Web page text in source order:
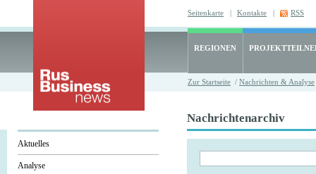
Seitenkarte | Kontakte | RSS
REGIONEN
Zur Startseite / Nachrichten & Analyse
Aktuelles
Analyse
Nachrichtenarchiv